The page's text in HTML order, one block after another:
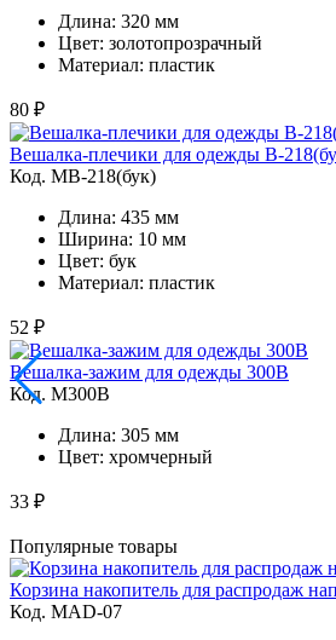
Длина: 320 мм
Цвет: золотопрозрачный
Материал: пластик
80 ₽
Вешалка-плечики для одежды В-
Код. MВ-218(бук)
Длина: 435 мм
Ширина: 10 мм
Цвет: бук
Материал: пластик
52 ₽
Вешалка-зажим для одежды 300B
Код. M300B
Длина: 305 мм
Цвет: хромчерный
33 ₽
Популярные товары
Корзина накопитель для распродаж
Код. MAD-07